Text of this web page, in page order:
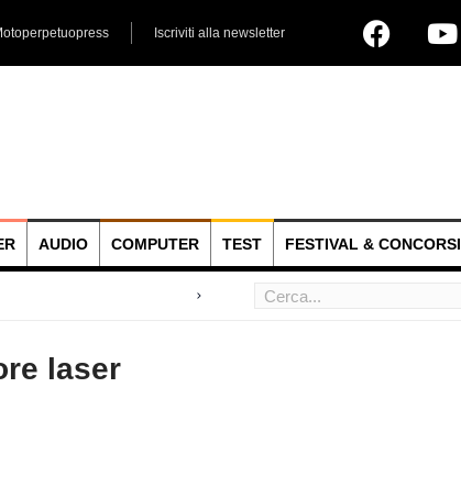
Iscriviti alla newsletter
AUDIO COMPUTER TEST FESTIVAL & CONCORSI
laser